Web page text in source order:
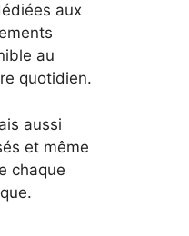
aux
au
quotidien.
aussi
et même
chaque